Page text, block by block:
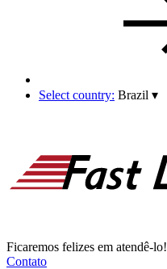
Select country: Brazil ▾
Ficaremos felizes em atendê-lo!
Contato